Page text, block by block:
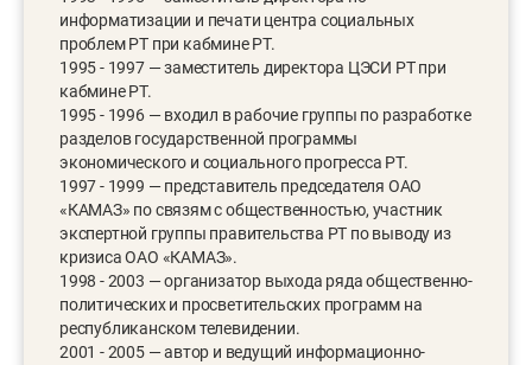
информатизации и печати центра социальных
проблем РТ при кабмине РТ.
1995 - 1997 — заместитель директора ЦЭСИ РТ при
кабмине РТ.
1995 - 1996 — входил в рабочие группы по разработке
разделов государственной программы
экономического и социального прогресса РТ.
1997 - 1999 — представитель председателя ОАО
«КАМАЗ» по связям с общественностью, участник
экспертной группы правительства РТ по выводу из
кризиса ОАО «КАМАЗ».
1998 - 2003 — организатор выхода ряда общественно-
политических и просветительских программ на
республиканском телевидении.
2001 - 2005 — автор и ведущий информационно-